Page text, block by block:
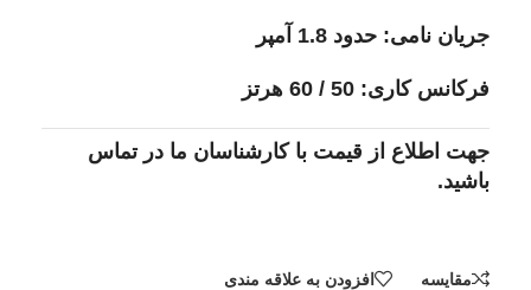
جریان نامی: حدود 1.8 آمپر
فرکانس کاری: 50 / 60 هرتز
جهت اطلاع از قیمت با کارشناسان ما در تماس
باشید.
مقايسه افزودن به علاقه مندی